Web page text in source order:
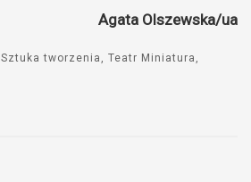
Agata Olszewska/ua
Sztuka tworzenia
Teatr Miniatura